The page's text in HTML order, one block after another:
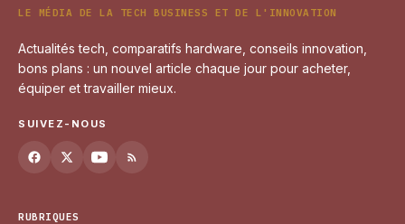
LE MÉDIA DE LA TECH BUSINESS ET DE L'INNOVATION
Actualités tech, comparatifs hardware, conseils innovation,
bons plans : un nouvel article chaque jour pour acheter,
équiper et travailler mieux.
SUIVEZ-NOUS
RUBRIQUES